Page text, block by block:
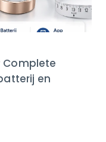
Complete
en